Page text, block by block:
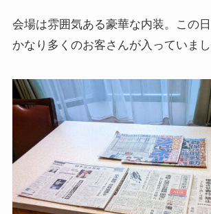
会場は雰囲気ある豪華な内装。この
かなり多くのお客さんが入っていまし